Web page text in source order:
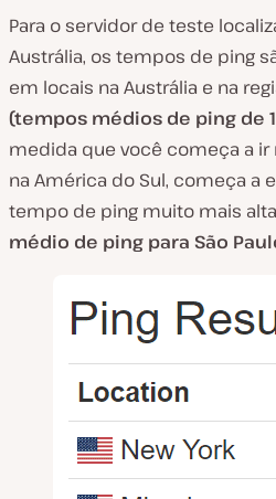
Para o servidor de teste
Austrália, os tempos de ping
em locais na Austrália e na
(tempos médios de ping de
medida que você começa a ir
na América do Sul, começa a
tempo de ping muito mais
médio de ping para São